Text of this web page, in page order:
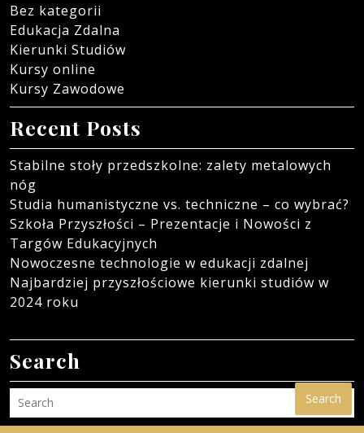
Bez kategorii
Edukacja Zdalna
Kierunki Studiów
Kursy online
Kursy Zawodowe
Recent Posts
Stabilne stoły przedszkolne: zalety metalowych
nóg
Studia humanistyczne vs. techniczne – co wybrać?
Szkoła Przyszłości – Prezentacje i Nowości z
Targów Edukacyjnych
Nowoczesne technologie w edukacji zdalnej
Najbardziej przyszłościowe kierunki studiów w
2024 roku
Search
Search